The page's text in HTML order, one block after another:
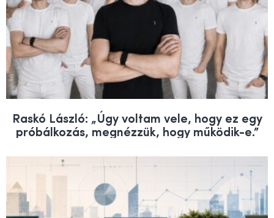
Raskó László: „Úgy voltam vele, hogy ez egy
próbálkozás, megnézzük, hogy működik-e.”